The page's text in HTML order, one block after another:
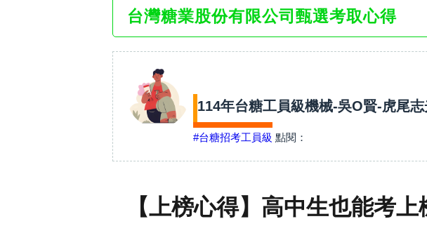
台灣糖業股份有限公司甄選考取心得
114年台糖工員級機械-吳O賢-虎尾
#台糖招考工員級 點閱：
【上榜心得】高中生也能考